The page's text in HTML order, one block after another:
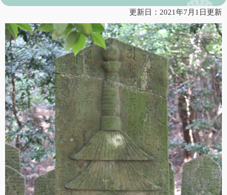
更新日：2021年7月1日更新